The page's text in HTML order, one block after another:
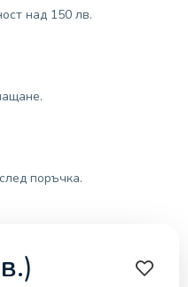
над 150 лв.
поръчка.
)